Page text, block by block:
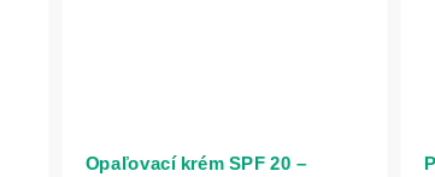
Opaľovací krém SPF 20 –